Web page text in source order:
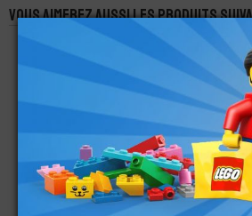
Vous aimerez aussi les produits
LEGO® MINI-
FIGURINE CHEVEUX
AVEC MÈCHE (1J)
3,50€
LEGO® ACCESSOIRE
MINI-FIGURINE
SANTÉ LA SERINGUE
0,35€
LEGO® MINI-
LEGO® MINI-